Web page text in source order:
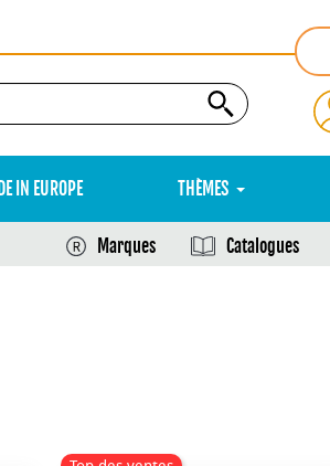
IN EUROPE THÈMES
Marques Catalogues